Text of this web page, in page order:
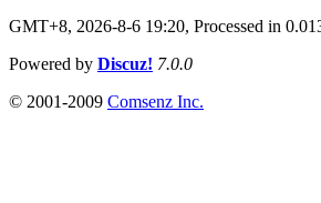
GMT+8, 2026-8-6 19:20, Processed in
Powered by Discuz! 7.0.0
© 2001-2009 Comsenz Inc.